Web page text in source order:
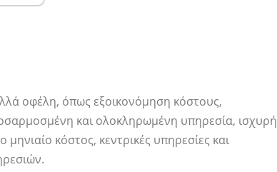
οφέλη, όπως εξοικονόμηση κόστους,
και ολοκληρωμένη υπηρεσία, ισχυρή
κόστος, κεντρικές υπηρεσίες και